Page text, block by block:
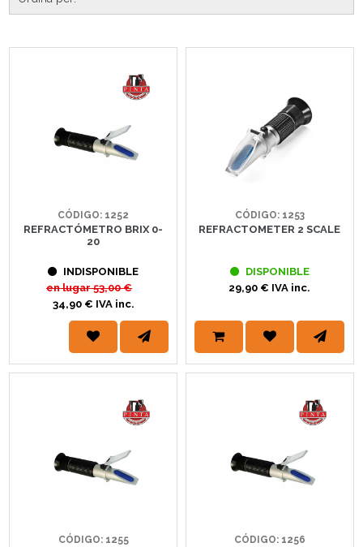
CÓDIGO: 1252
REFRACTÓMETRO BRIX 0-
20
INDISPONIBLE
en lugar53,00 €
34,90 € IVA inc.
CÓDIGO: 1253
REFRACTOMETER 2 SCALE
DISPONIBLE
29,90 € IVA inc.
CÓDIGO: 1255 CÓDIGO: 1256